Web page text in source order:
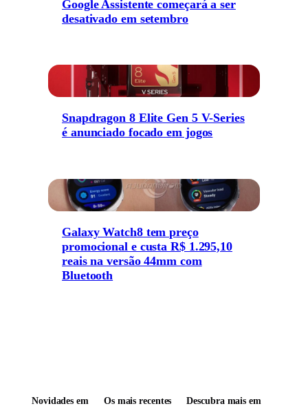
Google Assistente começará a ser
desativado em setembro
Snapdragon 8 Elite Gen 5 V-Series
é anunciado focado em jogos
Galaxy Watch8 tem preço
promocional e custa R$ 1.295,10
reais na versão 44mm com
Bluetooth
Novidades em Os mais recentes Descubra mais em